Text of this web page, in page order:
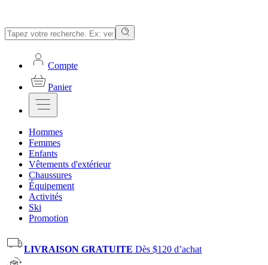
Compte
Panier
Hommes
Femmes
Enfants
Vêtements d'extérieur
Chaussures
Équipement
Activités
Ski
Promotion
LIVRAISON GRATUITE Dès $120 d’achat